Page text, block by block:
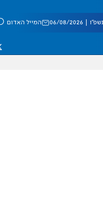
08/2026 המייל האדום